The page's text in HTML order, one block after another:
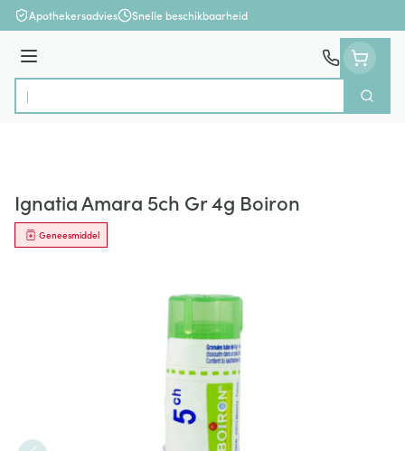
Ga naar de inhoud
Apothekersadvies Snelle beschikbaarheid
Menu
Product, merk, categorie...
Zoek
Ignatia Amara 5ch Gr 4g Boiron
Geneesmiddel